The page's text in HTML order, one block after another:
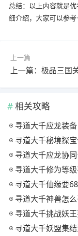
总结：以上内容就是
细介绍，大家可以参考
上一篇
相关攻略
寻道大千应龙装
寻道大千秘境探宝
寻道大千应龙协
寻道大千修为等级
寻道大千仙缘要68解
寻道大千神兽怎么召
寻道大千挑战妖王要
寻道大千妖盟集结活